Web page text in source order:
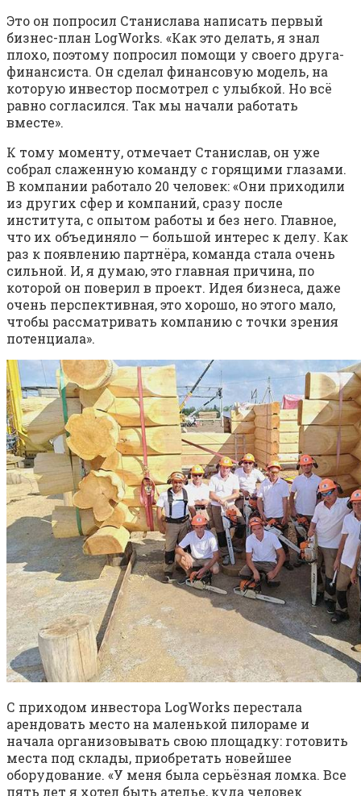
Это он попросил Станислава написать первый
бизнес-план LogWorks. «Как это делать, я знал
плохо, поэтому попросил помощи у своего друга-
финансиста. Он сделал финансовую модель, на
которую инвестор посмотрел с улыбкой. Но всё
равно согласился. Так мы начали работать
вместе».
К тому моменту, отмечает Станислав, он уже
собрал слаженную команду с горящими глазами.
В компании работало 20 человек: «Они приходили
из других сфер и компаний, сразу после
института, с опытом работы и без него. Главное,
что их объединяло — большой интерес к делу. Как
раз к появлению партнёра, команда стала очень
сильной. И, я думаю, это главная причина, по
которой он поверил в проект. Идея бизнеса, даже
очень перспективная, это хорошо, но этого мало,
чтобы рассматривать компанию с точки зрения
потенциала».
С приходом инвестора LogWorks перестала
арендовать место на маленькой пилораме и
начала организовывать свою площадку: готовить
места под склады, приобретать новейшее
оборудование. «У меня была серьёзная ломка. Все
пять лет я хотел быть ателье, куда человек